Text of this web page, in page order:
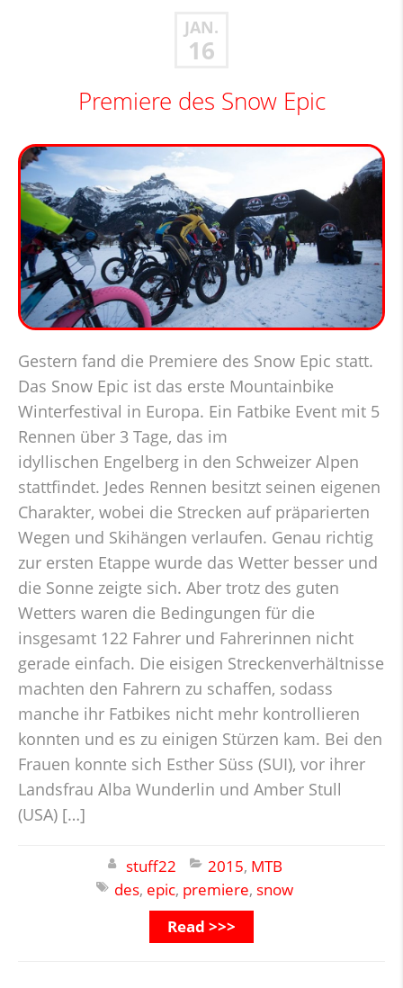
JAN.
16
Premiere des Snow Epic
Gestern fand die Premiere des Snow Epic statt.
Das Snow Epic ist das erste Mountainbike
Winterfestival in Europa. Ein Fatbike Event mit 5
Rennen über 3 Tage, das im
idyllischen Engelberg in den Schweizer Alpen
stattfindet. Jedes Rennen besitzt seinen eigenen
Charakter, wobei die Strecken auf präparierten
Wegen und Skihängen verlaufen. Genau richtig
zur ersten Etappe wurde das Wetter besser und
die Sonne zeigte sich. Aber trotz des guten
Wetters waren die Bedingungen für die
insgesamt 122 Fahrer und Fahrerinnen nicht
gerade einfach. Die eisigen Streckenverhältnisse
machten den Fahrern zu schaffen, sodass
manche ihr Fatbikes nicht mehr kontrollieren
konnten und es zu einigen Stürzen kam. Bei den
Frauen konnte sich Esther Süss (SUI), vor ihrer
Landsfrau Alba Wunderlin und Amber Stull
(USA) […]
stuff22 2015, MTB
des, epic, premiere, snow
Read >>>